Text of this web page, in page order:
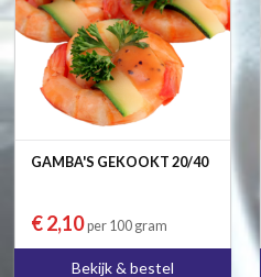
GAMBA'S GEKOOKT 20/40
€ 2,10per 100 gram
Bekijk & bestel